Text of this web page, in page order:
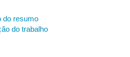
do resumo
do trabalho